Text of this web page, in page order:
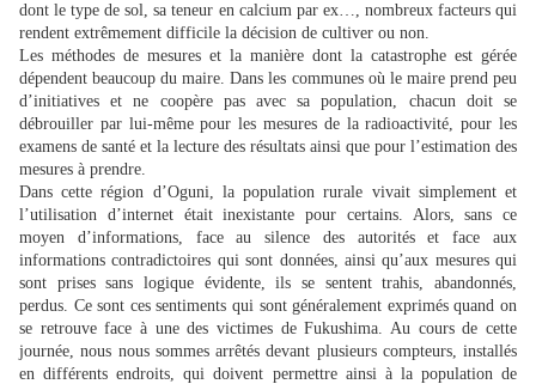
dont le type de sol, sa teneur en calcium par ex…, nombreux facteurs qui
rendent extrêmement difficile la décision de cultiver ou non.
Les méthodes de mesures et la manière dont la catastrophe est gérée
dépendent beaucoup du maire. Dans les communes où le maire prend peu
d’initiatives et ne coopère pas avec sa population, chacun doit se
débrouiller par lui-même pour les mesures de la radioactivité, pour les
examens de santé et la lecture des résultats ainsi que pour l’estimation des
mesures à prendre.
Dans cette région d’Oguni, la population rurale vivait simplement et
l’utilisation d’internet était inexistante pour certains. Alors, sans ce
moyen d’informations, face au silence des autorités et face aux
informations contradictoires qui sont données, ainsi qu’aux mesures qui
sont prises sans logique évidente, ils se sentent trahis, abandonnés,
perdus. Ce sont ces sentiments qui sont généralement exprimés quand on
se retrouve face à une des victimes de Fukushima. Au cours de cette
journée, nous nous sommes arrêtés devant plusieurs compteurs, installés
en différents endroits, qui doivent permettre ainsi à la population de